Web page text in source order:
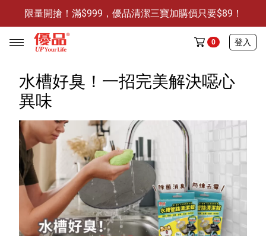
限量開搶！滿$999，優品清潔三寶加購價只要$89！
防霉清潔好幫手-任3件贈保濕抗菌洗手乳
限量開搶！滿$999，優品清潔三寶加購價只要$89！
0 登入
🔥任選1件折9元-新老客戶感恩回饋
商品介紹
全部商品
限時特賣
水槽好臭！一招完美解決噁心
異味